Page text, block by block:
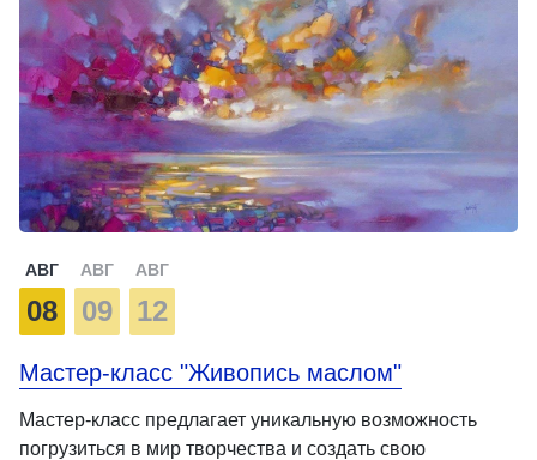
АВГ
08
АВГ
09
АВГ
12
Мастер-класс "Живопись маслом"
Мастер-класс предлагает уникальную возможность
погрузиться в мир творчества и создать свою